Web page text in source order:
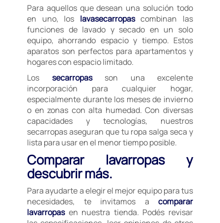
Para aquellos que desean una solución todo
en uno, los lavasecarropascombinan las
funciones de lavado y secado en un solo
equipo, ahorrando espacio y tiempo. Estos
aparatos son perfectos para apartamentos y
hogares con espacio limitado.
Los secarropasson una excelente
incorporación para cualquier hogar,
especialmente durante los meses de invierno
o en zonas con alta humedad. Con diversas
capacidades y tecnologías, nuestros
secarropas aseguran que tu ropa salga seca y
lista para usar en el menor tiempo posible.
Comparar lavarropas y
descubrir más.
Para ayudarte a elegir el mejor equipo para tus
necesidades, te invitamos a comparar
lavarropasen nuestra tienda. Podés revisar